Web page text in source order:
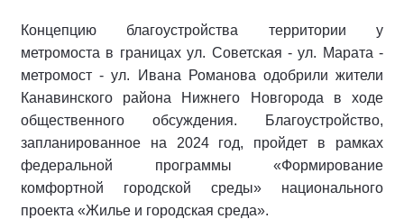
Концепцию благоустройства территории у
метромоста в границах ул. Советская - ул. Марата -
метромост - ул. Ивана Романова одобрили жители
Канавинского района Нижнего Новгорода в ходе
общественного обсуждения. Благоустройство,
запланированное на 2024 год, пройдет в рамках
федеральной программы «Формирование
комфортной городской среды» национального
проекта «Жилье и городская среда».